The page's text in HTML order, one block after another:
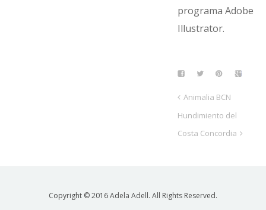
programa Adobe
Illustrator.
Animalia BCN
Hundimiento del
Costa Concordia
Copyright © 2016 Adela Adell. All Rights Reserved.